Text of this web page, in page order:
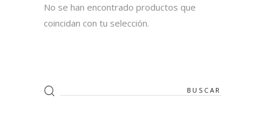
No se han encontrado productos que
coincidan con tu selección.
Search
for: